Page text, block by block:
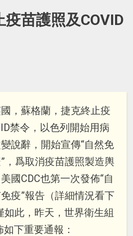
疫苗護照及COVID
，蘇格蘭，捷克終止疫
禁令，以色列開始用病
說辭，開始宣傳“自然免
，爲取消疫苗護照製造輿
國CDC也第一次發佈“自
疫”報告（詳細情況看下
如此，昨天，世界衛生組
下重要通報：